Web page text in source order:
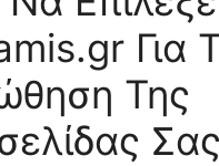
Για
Της
Σας